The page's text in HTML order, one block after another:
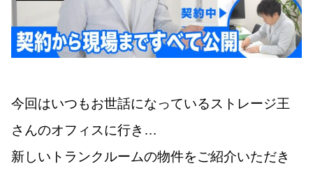
今回はいつもお世話になっているストレージ王
さんのオフィスに行き…
新しいトランクルームの物件をご紹介いただき